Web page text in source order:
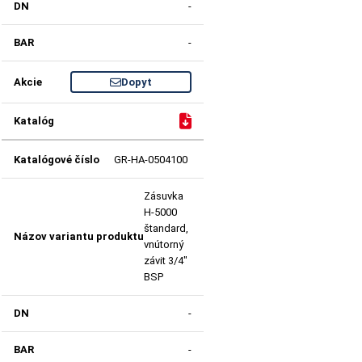
-
-
Dopyt
GR-HA-0504100
Zásuvka
H-5000
štandard,
vnútorný
závit 3/4"
BSP
-
-